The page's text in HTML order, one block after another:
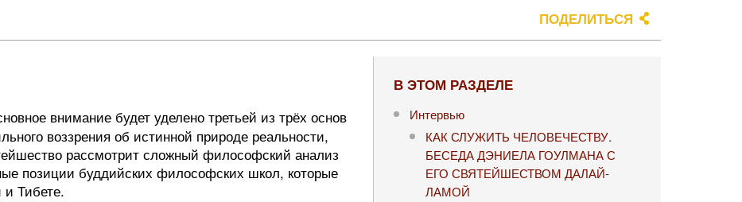
ПОДЕЛИТЬСЯ
внимание будет уделено третьей из трёх основ
воззрения об истинной природе реальности,
рассмотрит сложный философский анализ
позиции буддийских философских школ, которые
Тибете.
В ЭТОМ РАЗДЕЛЕ
Интервью
КАК СЛУЖИТЬ ЧЕЛОВЕЧЕСТВУ.
БЕСЕДА ДЭНИЕЛА ГОУЛМАНА С
ЕГО СВЯТЕЙШЕСТВОМ ДАЛАЙ-
ЛАМОЙ